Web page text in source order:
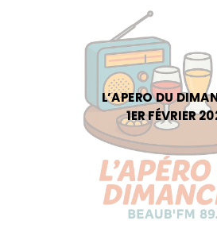
L’APERO DU
1ER FÉVRIER